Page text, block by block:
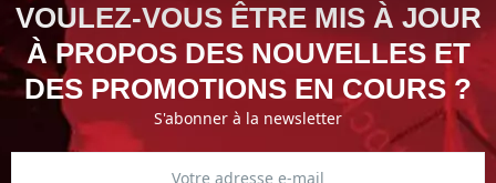
VOULEZ-VOUS ÊTRE MIS À JOUR
À PROPOS DES NOUVELLES ET
DES PROMOTIONS EN COURS ?
S'abonner à la newsletter